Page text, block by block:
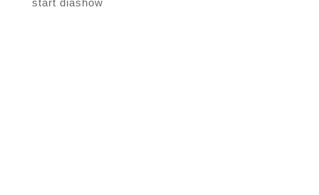
start diashow